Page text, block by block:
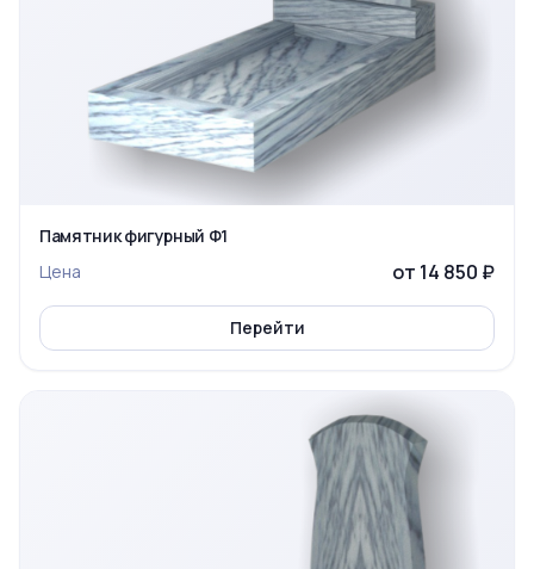
Памятник фигурный Ф1
Цена
от 14 850 ₽
Перейти